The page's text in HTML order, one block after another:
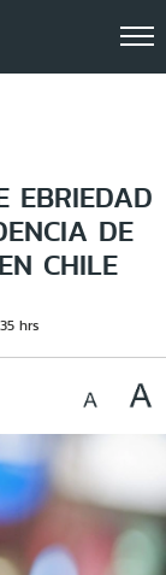
EBRIEDAD
DE
CHILE
hrs